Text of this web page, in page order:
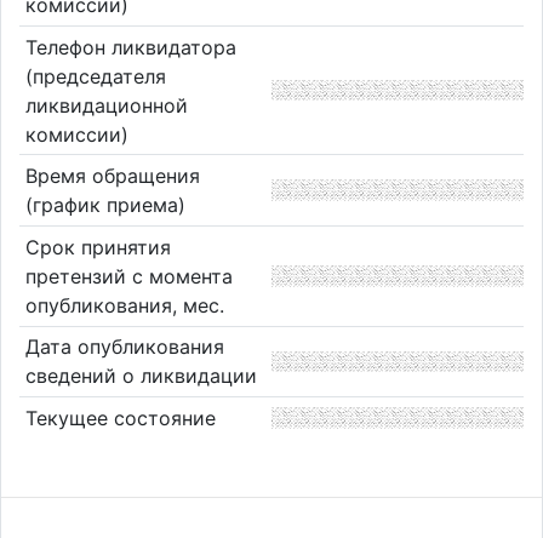
Телефон ликвидатора
(председателя
ликвидационной
комиссии)
Время обращения
(график приема)
Срок принятия
претензий с момента
опубликования, мес.
Дата опубликования
сведений о ликвидации
Текущее состояние